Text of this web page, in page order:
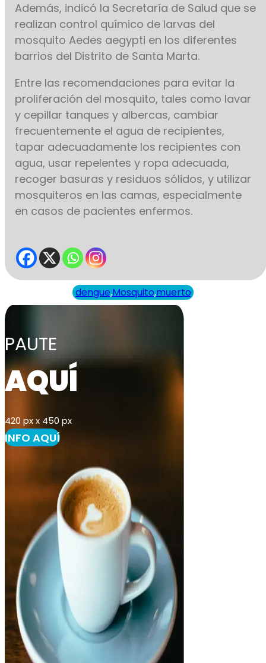
Además, indicó la Secretaría de Salud que se
realizan control químico de larvas del
mosquito Aedes aegypti en los diferentes
barrios del Distrito de Santa Marta.
Entre las recomendaciones para evitar la
proliferación del mosquito, tales como lavar
y cepillar tanques y albercas, cambiar
frecuentemente el agua de recipientes,
tapar adecuadamente los recipientes con
agua, usar repelentes y ropa adecuada,
recoger basuras y residuos sólidos, y utilizar
mosquiteros en las camas, especialmente
en casos de pacientes enfermos.
dengue,Mosquito,muerto
PAUTE
AQUÍ
420 px x 450 px
INFO AQUÍ